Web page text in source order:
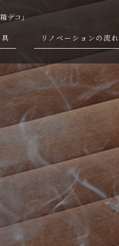
デコ」
リノベーションの流れ